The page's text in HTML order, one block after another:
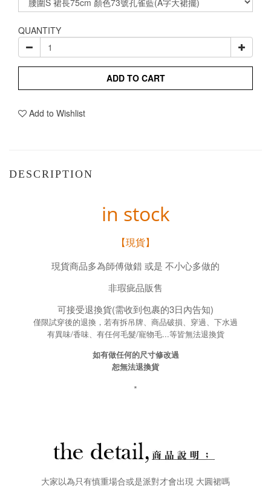
QUANTITY
ADD TO CART
Add to Wishlist
DESCRIPTION
in stock
【現貨】
現貨商品多為師傅做錯 或是 不小心多做的
非瑕疵品販售
可接受退換貨(需收到包裹的3日內告知)
僅限試穿後的退換，若有拆吊牌、商品破損、穿過、下水過
有異味/香味、有任何毛髮/寵物毛...等皆無法退換貨
如有做任何的尺寸修改過
恕無法退換貨
*
大家以為只有慎重場合或是派對才會出現 大圓裙嗎